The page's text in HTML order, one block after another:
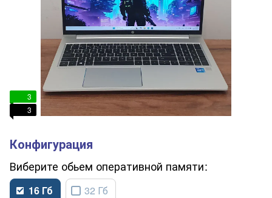
3
3
обьем оперативной памяти
16 Гб 32 Гб